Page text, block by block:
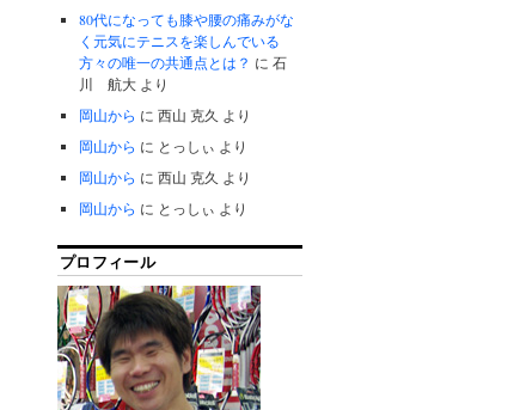
80代になっても膝や腰の痛みがな
く元気にテニスを楽しんでいる
方々の唯一の共通点とは？ に石
川 航大 より
岡山から に西山 克久 より
岡山から に とっしぃ より
岡山から に西山 克久 より
岡山から に とっしぃ より
プロフィール